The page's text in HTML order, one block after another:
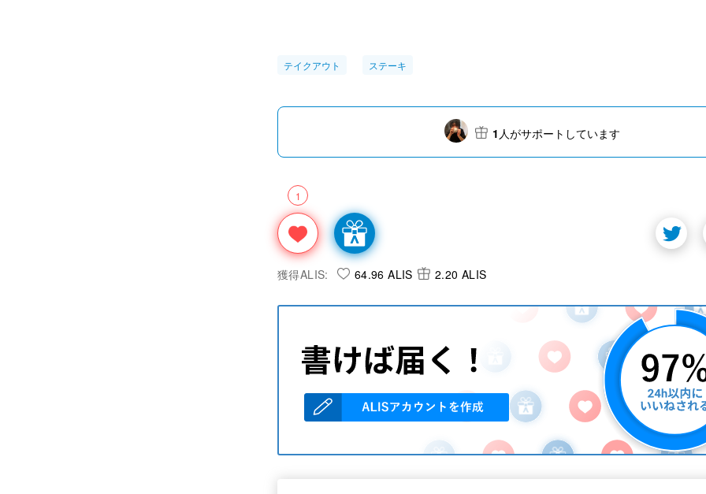
テイクアウト ステーキ
1
1 人がサポートしています
獲得ALIS: 64.96 ALIS 2.20 ALIS